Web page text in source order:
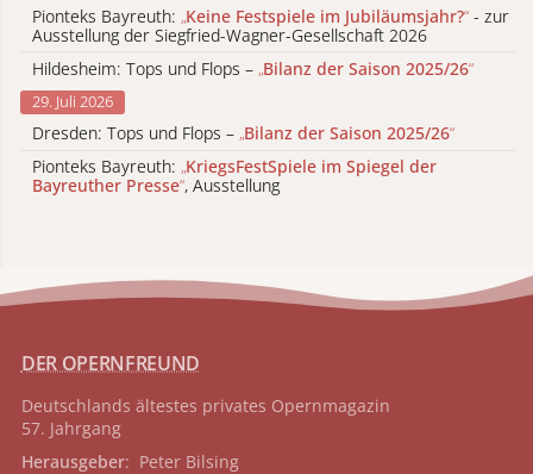
Pionteks Bayreuth: „Keine Festspiele im Jubiläumsjahr?“ - zur
Ausstellung der Siegfried-Wagner-Gesellschaft 2026
Hildesheim: Tops und Flops – „Bilanz der Saison 2025/26“
29. Juli 2026
Dresden: Tops und Flops – „Bilanz der Saison 2025/26“
Pionteks Bayreuth: „KriegsFestSpiele im Spiegel der
Bayreuther Presse“, Ausstellung
DER OPERNFREUND
Deutschlands ältestes privates Opernmagazin
57. Jahrgang
Herausgeber: Peter Bilsing